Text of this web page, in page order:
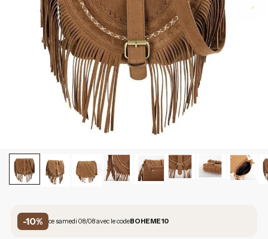
-10% ce samedi 08/08 avec le codeBOHEME10